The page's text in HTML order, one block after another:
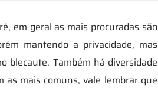
em geral as mais procuradas são
mantendo a privacidade, mas
blecaute. Também há diversidade
as mais comuns, vale lembrar que